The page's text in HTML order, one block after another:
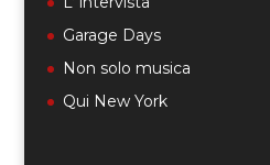
Garage Days
Non solo musica
Qui New York